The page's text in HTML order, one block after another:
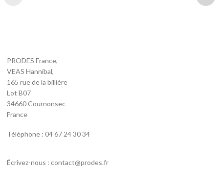
PRODES France,
VEAS Hannibal,
165 rue de la billière
Lot B07
34660 Cournonsec
France
Téléphone : 04 67 24 30 34
Écrivez-nous : contact@prodes.fr